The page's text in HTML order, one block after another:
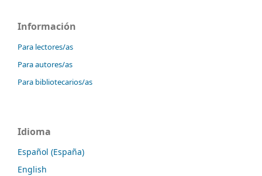
Información
Para lectores/as
Para autores/as
Para bibliotecarios/as
Idioma
Español (España)
English